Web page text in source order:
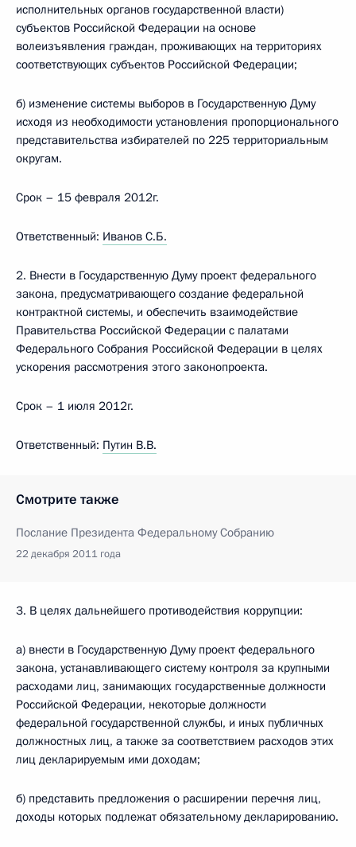
исполнительных органов государственной власти)
субъектов Российской Федерации на основе
волеизъявления граждан, проживающих на территориях
соответствующих субъектов Российской Федерации;
б) изменение системы выборов в Государственную Думу
исходя из необходимости установления пропорционального
представительства избирателей по 225 территориальным
округам.
Срок – 15 февраля 2012г.
Ответственный: Иванов С.Б.
2. Внести в Государственную Думу проект федерального
закона, предусматривающего создание федеральной
контрактной системы, и обеспечить взаимодействие
Правительства Российской Федерации с палатами
Федерального Собрания Российской Федерации в целях
ускорения рассмотрения этого законопроекта.
Срок – 1 июля 2012г.
Ответственный: Путин В.В.
Смотрите также
Послание Президента Федеральному Собранию
22 декабря 2011 года
3. В целях дальнейшего противодействия коррупции:
а) внести в Государственную Думу проект федерального
закона, устанавливающего систему контроля за крупными
расходами лиц, занимающих государственные должности
Российской Федерации, некоторые должности
федеральной государственной службы, и иных публичных
должностных лиц, а также за соответствием расходов этих
лиц декларируемым ими доходам;
б) представить предложения о расширении перечня лиц,
доходы которых подлежат обязательному декларированию.